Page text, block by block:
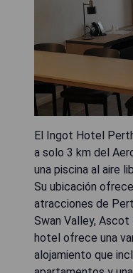
El Ingot Hotel
a solo 3 km del
una piscina al aire
Su ubicación
atracciones de
Swan Valley, Ascot
hotel ofrece una
alojamiento que